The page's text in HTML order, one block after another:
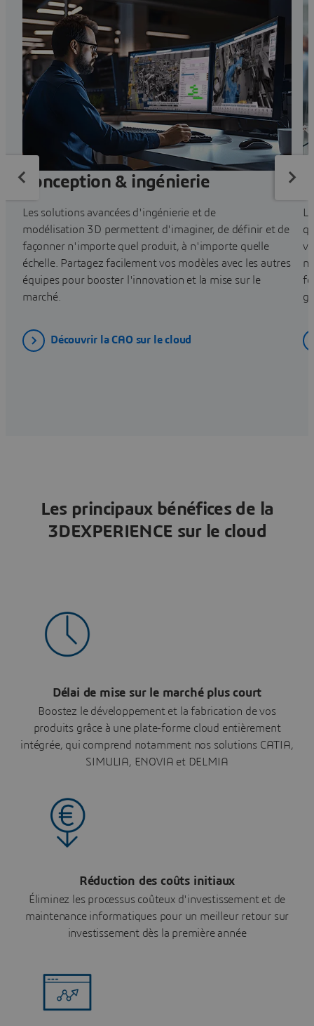
Conception & ingénierie
Les solutions avancées d'ingénierie et de
modélisation 3D permettent d'imaginer, de définir et de
façonner n'importe quel produit, à n'importe quelle
échelle. Partagez facilement vos modèles avec les autres
équipes pour booster l'innovation et la mise sur le
marché.
Découvrir la CAO sur le cloud
Les principaux bénéfices de la
3DEXPERIENCE sur le cloud
Délai de mise sur le marché plus court
Boostez le développement et la fabrication de vos
produits grâce à une plate-forme cloud entièrement
intégrée, qui comprend notamment nos solutions CATIA,
SIMULIA, ENOVIA et DELMIA
Réduction des coûts initiaux
Éliminez les processus coûteux d'investissement et de
maintenance informatiques pour un meilleur retour sur
investissement dès la première année